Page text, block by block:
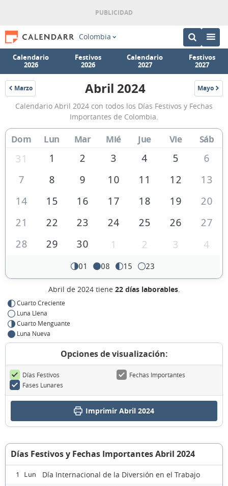
Colombia
Calendario
2026
Festivos
2026
Calendario
2027
Festivos
2027
Marzo
2024
Calendario
Abril
2024
de
Colombia
Abril 2024 Mayo
2024
Calendario Abril 2024 con todos los Días Festivos y Fechas
Importantes de Colombia.
Dom Lun Mar Mié Jue Vie Sáb
31 1 2 3 4 5
6
7
8 9 10 11 12
13
14
15 16 17 18 19
20
21
22 23 24 25 26
27
28
29 30 1 2 3 4
01 08 15 23
Abril de 2024 tiene 22 días laborables.
Cuarto Creciente
Luna Llena
Cuarto Menguante
Luna Nueva
Opciones de visualización:
Días Festivos
Fechas Importantes
Fases Lunares
Imprimir Abril 2024
Días Festivos y Fechas Importantes Abril 2024
1 Lun Día Internacional de la Diversión en el Trabajo